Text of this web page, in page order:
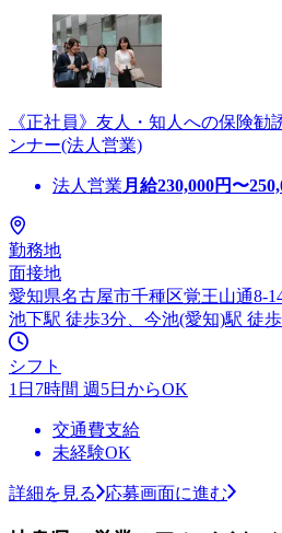
《正社員》友人・知人への保険勧
ンナー(法人営業)
法人営業 月給230,000円〜
勤務地
面接地
愛知県名古屋市千種区覚王山通8-
池下駅 徒歩3分、今池(愛知)駅 徒
シフト
1日7時間 週5日からOK
交通費支給
未経験OK
詳細を見る 応募画面に進む